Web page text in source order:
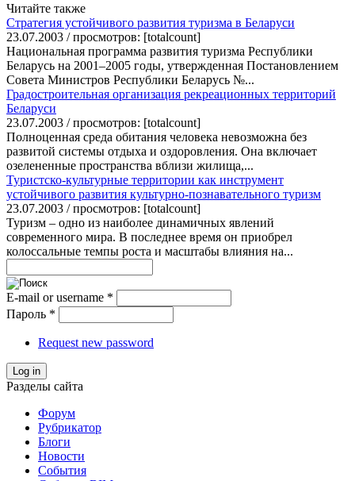
Читайте также
Стратегия устойчивого развития туризма в Беларуси
23.07.2003 / просмотров: [totalcount]
Национальная программа развития туризма Республики
Беларусь на 2001–2005 годы, утвержденная Постановлением
Совета Министров Республики Беларусь №...
Градостроительная организация рекреационных территорий
Беларуси
23.07.2003 / просмотров: [totalcount]
Полноценная среда обитания человека невозможна без
развитой системы отдыха и оздоровления. Она включает
озелененные пространства вблизи жилища,...
Туристско-культурные территории как инструмент
устойчивого развития культурно-познавательного туризм
23.07.2003 / просмотров: [totalcount]
Туризм – одно из наиболее динамичных явлений
современного мира. В последнее время он приобрел
колоссальные темпы роста и масштабы влияния на...
E-mail or username *
Пароль *
Request new password
Log in
Разделы сайта
Форум
Рубрикатор
Блоги
Новости
События